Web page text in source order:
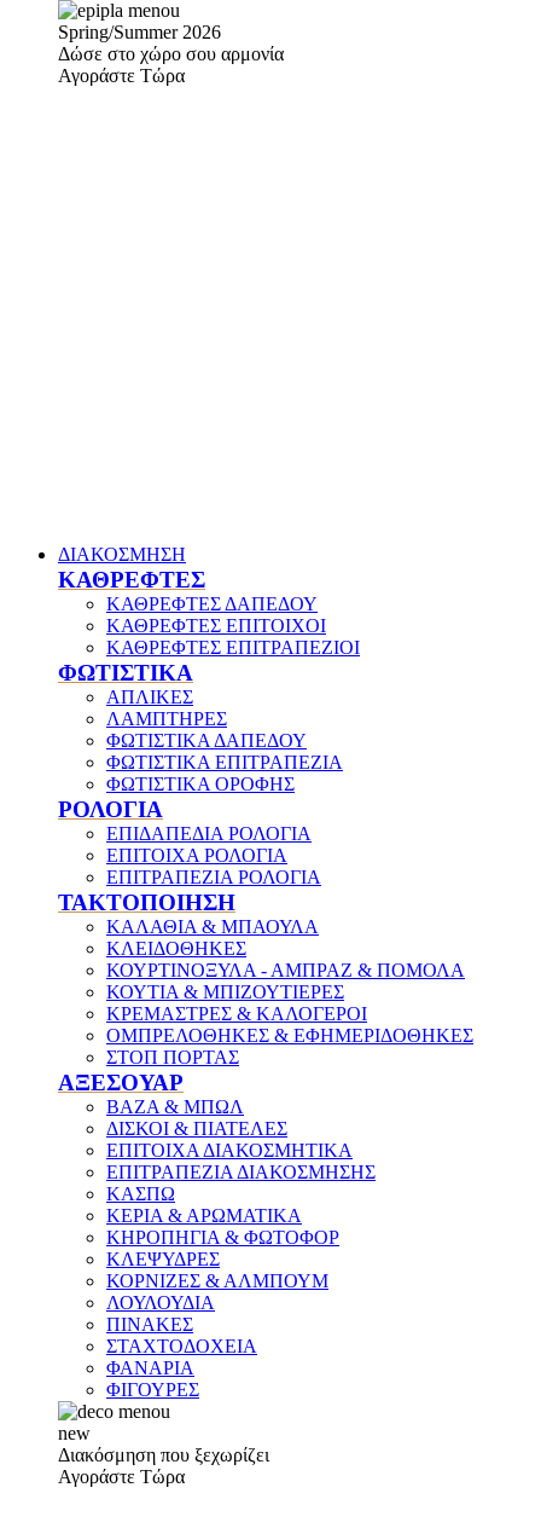
Spring/Summer 2026
Δώσε στο χώρο σου αρμονία
Αγοράστε Τώρα
ΔΙΑΚΟΣΜΗΣΗ
ΚΑΘΡΕΦΤΕΣ
ΚΑΘΡΕΦΤΕΣ ΔΑΠΕΔΟΥ
ΚΑΘΡΕΦΤΕΣ ΕΠΙΤΟΙΧΟΙ
ΚΑΘΡΕΦΤΕΣ ΕΠΙΤΡΑΠΕΖΙΟΙ
ΦΩΤΙΣΤΙΚΑ
ΑΠΛΙΚΕΣ
ΛΑΜΠΤΗΡΕΣ
ΦΩΤΙΣΤΙΚΑ ΔΑΠΕΔΟΥ
ΦΩΤΙΣΤΙΚΑ ΕΠΙΤΡΑΠΕΖΙΑ
ΦΩΤΙΣΤΙΚΑ ΟΡΟΦΗΣ
ΡΟΛΟΓΙΑ
ΕΠΙΔΑΠΕΔΙΑ ΡΟΛΟΓΙΑ
ΕΠΙΤΟΙΧΑ ΡΟΛΟΓΙΑ
ΕΠΙΤΡΑΠΕΖΙΑ ΡΟΛΟΓΙΑ
ΤΑΚΤΟΠΟΙΗΣΗ
ΚΑΛΑΘΙΑ & ΜΠΑΟΥΛΑ
ΚΛΕΙΔΟΘΗΚΕΣ
ΚΟΥΡΤΙΝΟΞΥΛΑ - ΑΜΠΡΑΖ & ΠΟΜΟΛΑ
ΚΟΥΤΙΑ & ΜΠΙΖΟΥΤΙΕΡΕΣ
ΚΡΕΜΑΣΤΡΕΣ & ΚΑΛΟΓΕΡΟΙ
ΟΜΠΡΕΛΟΘΗΚΕΣ & ΕΦΗΜΕΡΙΔΟΘΗΚΕΣ
ΣΤΟΠ ΠΟΡΤΑΣ
ΑΞΕΣΟΥΑΡ
ΒΑΖΑ & ΜΠΩΛ
ΔΙΣΚΟΙ & ΠΙΑΤΕΛΕΣ
ΕΠΙΤΟΙΧΑ ΔΙΑΚΟΣΜΗΤΙΚΑ
ΕΠΙΤΡΑΠΕΖΙΑ ΔΙΑΚΟΣΜΗΣΗΣ
ΚΑΣΠΩ
ΚΕΡΙΑ & ΑΡΩΜΑΤΙΚΑ
ΚΗΡΟΠΗΓΙΑ & ΦΩΤΟΦΟΡ
ΚΛΕΨΥΔΡΕΣ
ΚΟΡΝΙΖΕΣ & ΑΛΜΠΟΥΜ
ΛΟΥΛΟΥΔΙΑ
ΠΙΝΑΚΕΣ
ΣΤΑΧΤΟΔΟΧΕΙΑ
ΦΑΝΑΡΙΑ
ΦΙΓΟΥΡΕΣ
new
Διακόσμηση που ξεχωρίζει
Αγοράστε Τώρα